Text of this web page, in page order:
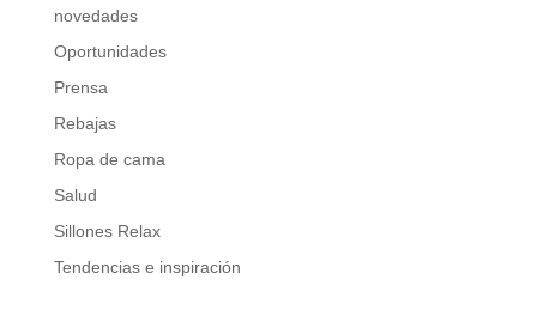
novedades
Oportunidades
Prensa
Rebajas
Ropa de cama
Salud
Sillones Relax
Tendencias e inspiración